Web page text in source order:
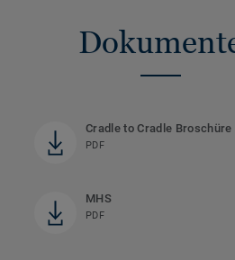
Cradle to Cradle Broschüre
PDF
MHS
PDF